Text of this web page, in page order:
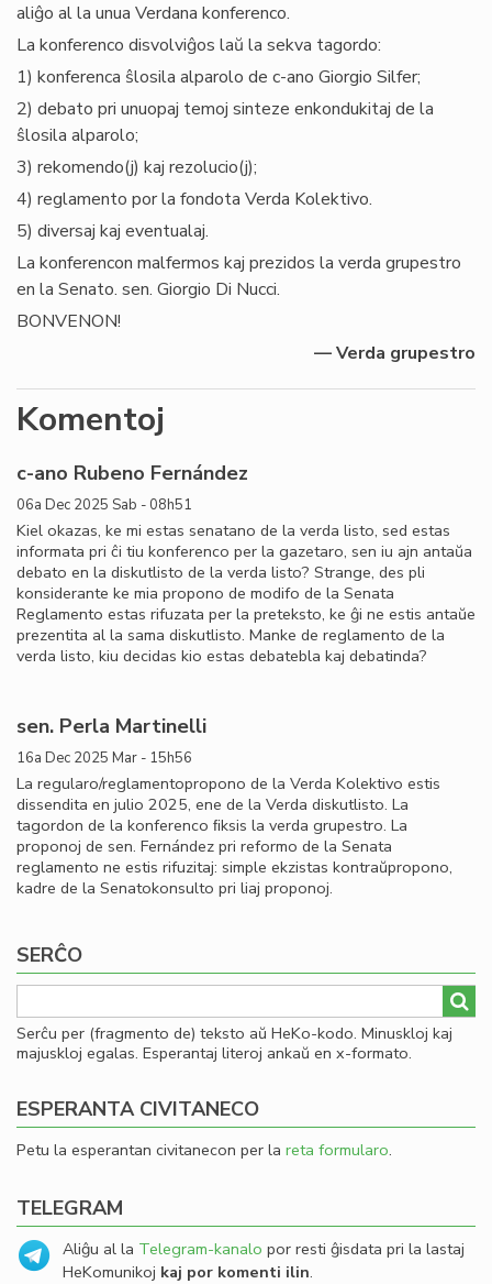
aliĝo al la unua Verdana konferenco.
La konferenco disvolviĝos laŭ la sekva tagordo:
1) konferenca ŝlosila alparolo de c-ano Giorgio Silfer;
2) debato pri unuopaj temoj sinteze enkondukitaj de la
ŝlosila alparolo;
3) rekomendo(j) kaj rezolucio(j);
4) reglamento por la fondota Verda Kolektivo.
5) diversaj kaj eventualaj.
La konferencon malfermos kaj prezidos la verda grupestro
en la Senato. sen. Giorgio Di Nucci.
BONVENON!
— Verda grupestro
Komentoj
c-ano Rubeno Fernández
06a Dec 2025 Sab - 08h51
Kiel okazas, ke mi estas senatano de la verda listo, sed estas
informata pri ĉi tiu konferenco per la gazetaro, sen iu ajn antaŭa
debato en la diskutlisto de la verda listo? Strange, des pli
konsiderante ke mia propono de modifo de la Senata
Reglamento estas rifuzata per la preteksto, ke ĝi ne estis antaŭe
prezentita al la sama diskutlisto. Manke de reglamento de la
verda listo, kiu decidas kio estas debatebla kaj debatinda?
sen. Perla Martinelli
16a Dec 2025 Mar - 15h56
La regularo/reglamentopropono de la Verda Kolektivo estis
dissendita en julio 2025, ene de la Verda diskutlisto. La
tagordon de la konferenco ﬁksis la verda grupestro. La
proponoj de sen. Fernández pri reformo de la Senata
reglamento ne estis rifuzitaj: simple ekzistas kontraŭpropono,
kadre de la Senatokonsulto pri liaj proponoj.
SERĈO
Serĉu per (fragmento de) teksto aŭ HeKo-kodo. Minuskloj kaj
majuskloj egalas. Esperantaj literoj ankaŭ en x-formato.
ESPERANTA CIVITANECO
Petu la esperantan civitanecon per la reta formularo.
TELEGRAM
Aliĝu al la Telegram-kanalo por resti ĝisdata pri la lastaj
HeKomunikoj kaj por komenti ilin.